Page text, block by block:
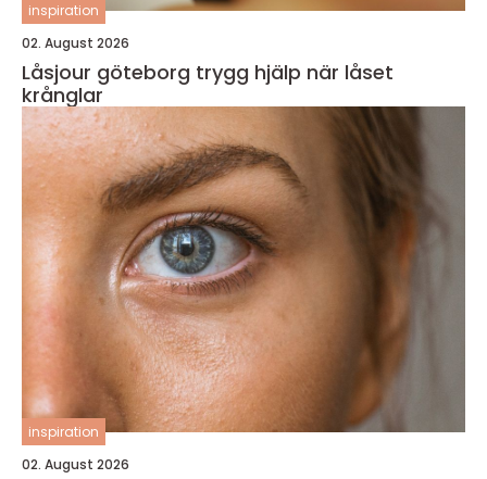
inspiration
02. August 2026
Låsjour göteborg trygg hjälp när låset
krånglar
inspiration
02. August 2026